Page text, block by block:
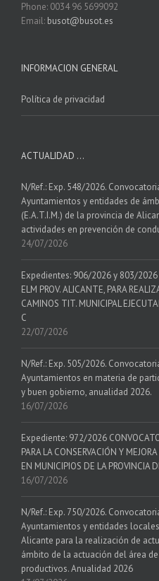
Phone: 0034 96 5699092
Email: busot@busot.es
INFORMACION GENERAL
Política de privacidad
ACTUALIDAD …
N/Ref.: Exp. 548/2026.
Ayuntamientos y entidades de
(E.A.T.I.M.) de la provincia de
actividades en prevención de
24/07/2026
Expedientes: 906/2026 y 803/2026
ELM PROV. ALICANTE, PARA
CAMINOS TIT. MUNICIPAL
C
22/07/2026
N/Ref.: Exp. 505/2026.
Ayuntamientos en materia de
y buen gobierno, anualidad 2026.
16/07/2026
Expediente: 972/2026
PARA LA CONSERVACIÓN Y
EN MUNICIPIOS DE LA
16/07/2026
N/Ref.: Exp. 750/2026.
Ayuntamientos y entidades
Alicante para la realización de
ámbito de la actuación del área
productivos. Anualidad 2026